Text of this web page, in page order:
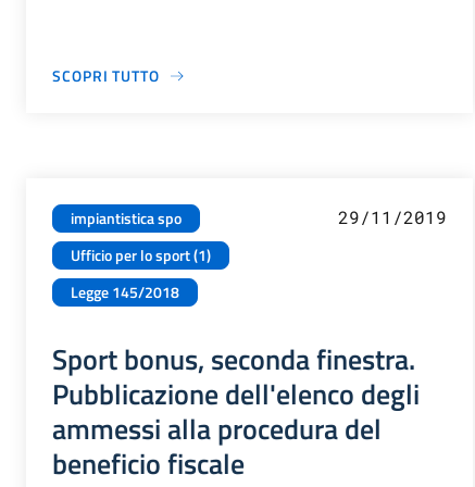
SCOPRI TUTTO
impiantistica spo
Ufficio per lo sport (1)
Legge 145/2018
29/11/2019
Sport bonus, seconda finestra.
Pubblicazione dell'elenco degli
ammessi alla procedura del
beneficio fiscale